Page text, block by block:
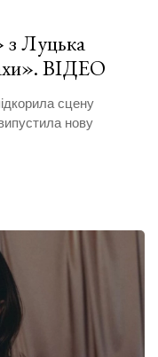
з Луцька
ВІДЕО
сцену
нову